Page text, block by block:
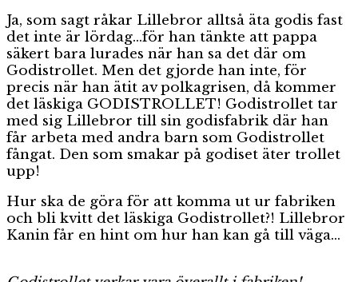
Ja, som sagt råkar Lillebror alltså äta godis fast
det inte är lördag…för han tänkte att pappa
säkert bara lurades när han sa det där om
Godistrollet. Men det gjorde han inte, för
precis när han ätit av polkagrisen, då kommer
det läskiga GODISTROLLET! Godistrollet tar
med sig Lillebror till sin godisfabrik där han
får arbeta med andra barn som Godistrollet
fångat. Den som smakar på godiset äter trollet
upp!
Hur ska de göra för att komma ut ur fabriken
och bli kvitt det läskiga Godistrollet?! Lillebror
Kanin får en hint om hur han kan gå till väga…